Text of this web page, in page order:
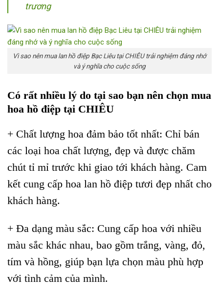
trương
Vì sao nên mua lan hồ điệp Bạc Liêu tại CHIÊU trải nghiệm đáng nhớ
và ý nghĩa cho cuộc sống
Có rất nhiều lý do tại sao bạn nên chọn mua
hoa hồ điệp tại CHIÊU
+ Chất lượng hoa đảm bảo tốt nhất: Chỉ bán
các loại hoa chất lượng, đẹp và được chăm
chút tỉ mỉ trước khi giao tới khách hàng. Cam
kết cung cấp hoa lan hồ điệp tươi đẹp nhất cho
khách hàng.
+ Đa dạng màu sắc: Cung cấp hoa với nhiều
màu sắc khác nhau, bao gồm trắng, vàng, đỏ,
tím và hồng, giúp bạn lựa chọn màu phù hợp
với tình cảm của mình.